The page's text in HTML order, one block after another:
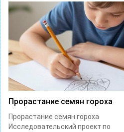
Прорастание семян гороха
Прорастание семян гороха
Исследовательский проект по